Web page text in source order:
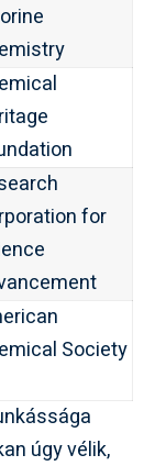
for
Society
úgy vélik,